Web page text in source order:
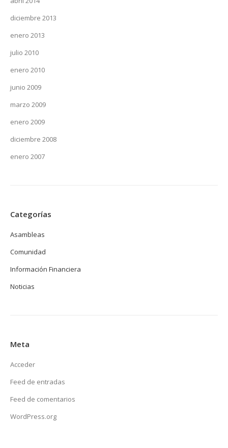
diciembre 2013
enero 2013
julio 2010
enero 2010
junio 2009
marzo 2009
enero 2009
diciembre 2008
enero 2007
Categorías
Asambleas
Comunidad
Información Financiera
Noticias
Meta
Acceder
Feed de entradas
Feed de comentarios
WordPress.org